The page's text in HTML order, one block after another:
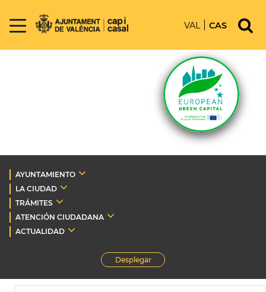
VAL CAS
AYUNTAMIENTO
LA CIUDAD
TRÁMITES
ATENCIÓN CIUDADANA
ACTUALIDAD
Desplegar